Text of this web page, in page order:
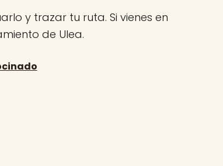
y trazar tu ruta. Si vienes en
de Ulea.